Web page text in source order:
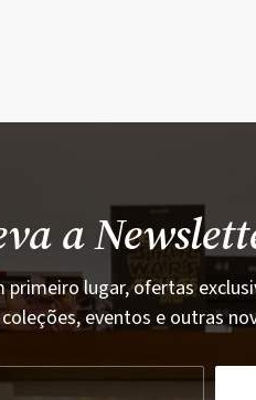
a
primeiro lugar, ofertas
eventos e outras